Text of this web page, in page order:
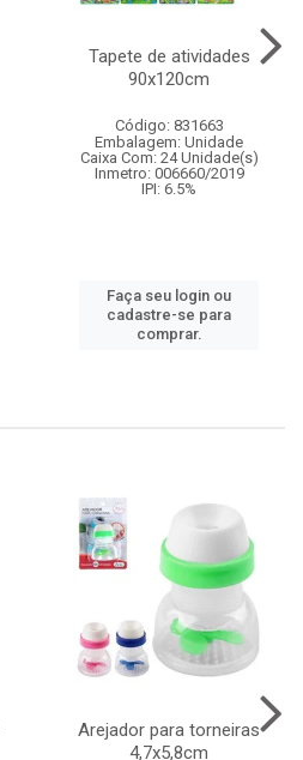
Tapete de atividades
90x120cm
Código: 831663
Embalagem: Unidade
Caixa Com: 24 Unidade(s)
Inmetro: 006660/2019
IPI: 6.5%
Faça seu login ou
cadastre-se para
comprar.
Arejador para torneiras
4,7x5,8cm